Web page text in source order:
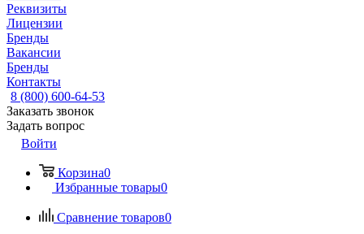
Реквизиты
Лицензии
Бренды
Вакансии
Бренды
Контакты
8 (800) 600-64-53
Заказать звонок
Задать вопрос
Войти
Корзина0
Избранные товары0
Сравнение товаров0